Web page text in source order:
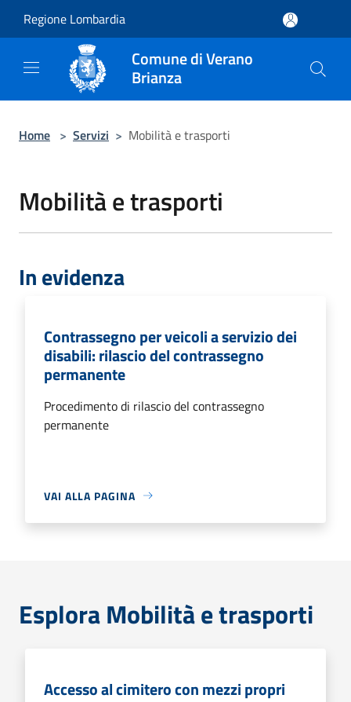
Regione Lombardia
Comune di Verano
Brianza
Home > Servizi > Mobilità e trasporti
Mobilità e trasporti
In evidenza
Contrassegno per veicoli a servizio dei
disabili: rilascio del contrassegno
permanente
Procedimento di rilascio del contrassegno
permanente
VAI ALLA PAGINA
Esplora Mobilità e trasporti
Accesso al cimitero con mezzi propri